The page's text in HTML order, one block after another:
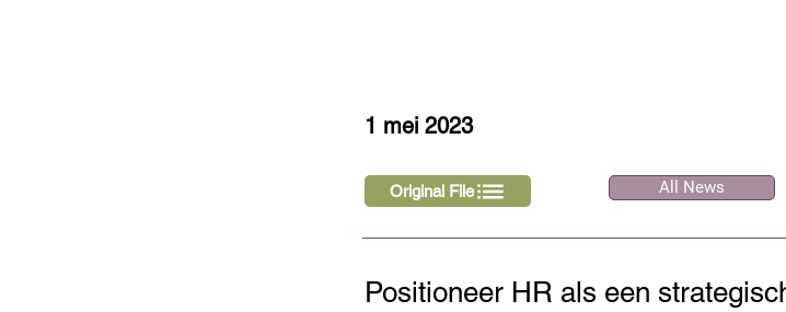
1 mei 2023
Original File All News
Positioneer HR als een